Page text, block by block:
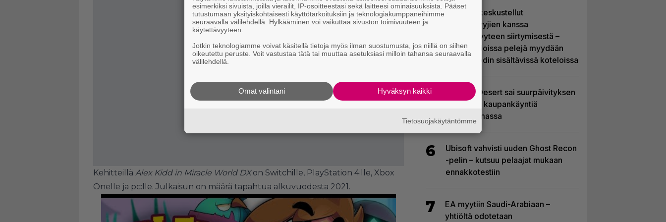
Kehitteillä Alex Kidd in Miracle World DXon Switchille, PlayStation 4:lle, Xbox
Onelle ja pc:lle. Julkaisun on määrä tapahtua alkuvuodesta 2021.
4
Sony on keskustellut
jälleenmyyjien kanssa
levyttömyyteen siirtymisestä –
Yhdysvalloissa pelejä myydään
latauskoodin sisältävissä koteloissa
5
Crimson Desert sai suurpäivityksen
– uudistaa kaupankäyntiä
pelimaailmassa
6
Ubisoft vahvisti uuden Ghost Recon
-pelin – kutsuu pelaajat mukaan
ennakkotestiin
7
EA myytiin Saudi-Arabiaan –
yhtiöltä odotetaan
esimerkiksi sivuista, joilla vierailit, IP-osoitteestasi sekä laitteesi ominaisuuksista. Pääset
tutustumaan yksityiskohtaisesti käyttötarkoituksiin ja teknologiakumppaneihimme
seuraavalla välilehdellä. Hylkääminen voi vaikuttaa sivuston toimivuuteen ja
käytettävyyteen.
Jotkin teknologiamme voivat käsitellä tietoja myös ilman suostumusta, jos niillä on siihen
oikeutettu peruste. Voit vastustaa tätä tai muuttaa asetuksiasi milloin tahansa seuraavalla
välilehdellä.
Hyväksyn kaikki
Omat valintani
Tietosuojakäytäntömme